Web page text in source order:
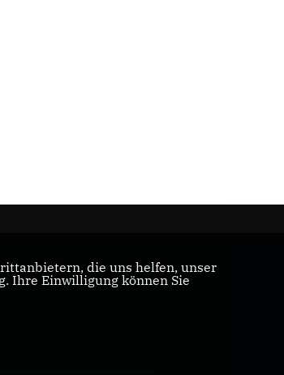
die uns helfen, unser
Ihre Einwilligung können Sie